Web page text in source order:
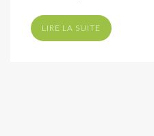
LIRE LA SUITE